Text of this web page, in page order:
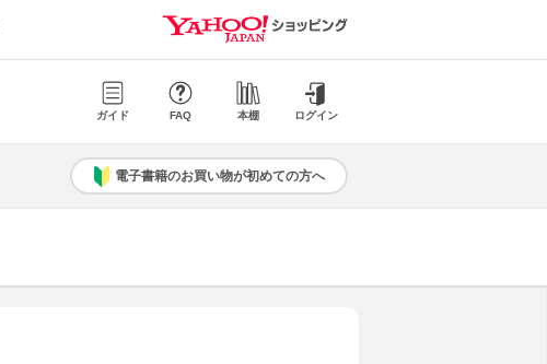
ガイド FAQ 本棚 ログイン
電子書籍のお買い物が初めての方へ